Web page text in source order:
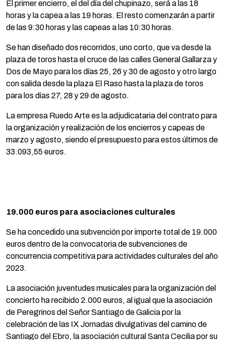
El primer encierro, el del día del chupinazo, será a las 18
horas y la capea a las 19 horas. El resto comenzarán a partir
de las 9:30 horas y las capeas a las 10:30 horas.
Se han diseñado dos recorridos, uno corto, que va desde la
plaza de toros hasta el cruce de las calles General Gallarza y
Dos de Mayo para los días 25, 26 y 30 de agosto y otro largo
con salida desde la plaza El Raso hasta la plaza de toros
para los días 27, 28 y 29 de agosto.
La empresa Ruedo Arte es la adjudicataria del contrato para
la organización y realización de los encierros y capeas de
marzo y agosto, siendo el presupuesto para estos últimos de
33.093,55 euros.
19.000 euros para asociaciones culturales
Se ha concedido una subvención por importe total de 19.000
euros dentro de la convocatoria de subvenciones de
concurrencia competitiva para actividades culturales del año
2023.
La asociación juventudes musicales para la organización del
concierto ha recibido 2.000 euros, al igual que la asociación
de Peregrinos del Señor Santiago de Galicia por la
celebración de las IX Jornadas divulgativas del camino de
Santiago del Ebro, la asociación cultural Santa Cecilia por su